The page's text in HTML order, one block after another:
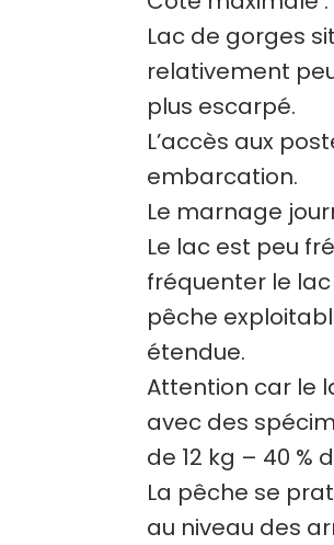
Lac de gorges
relativement
plus escarpé.
L’accès aux
embarcation.
Le marnage
Le lac est peu
fréquenter le
pêche
étendue.
Attention car le
avec des
de 12 kg – 40 %
La pêche se
au niveau des